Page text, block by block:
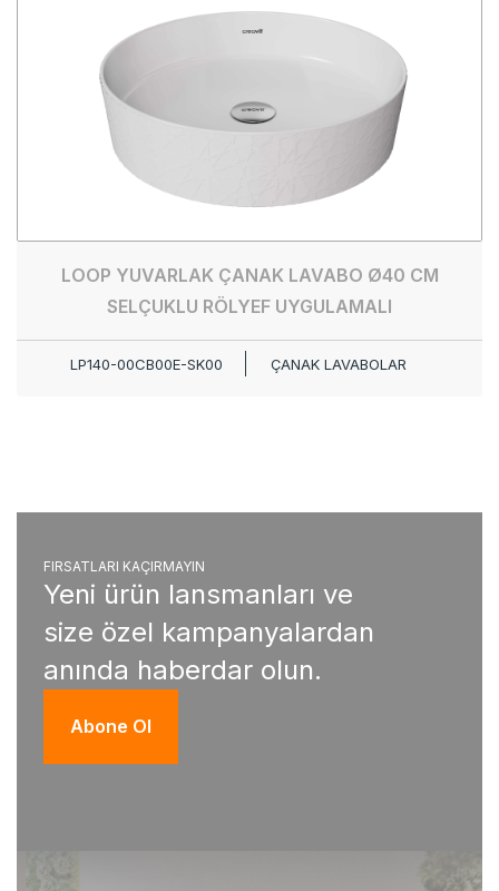
LOOP YUVARLAK ÇANAK LAVABO Ø40 CM
SELÇUKLU RÖLYEF UYGULAMALI
LP140-00CB00E-SK00 ÇANAK LAVABOLAR
FIRSATLARI KAÇIRMAYIN
Yeni ürün lansmanları ve
size özel kampanyalardan
anında haberdar olun.
Abone Ol